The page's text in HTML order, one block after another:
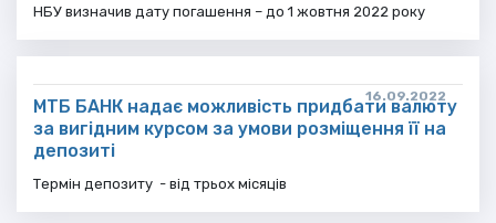
НБУ визначив дату погашення – до 1 жовтня 2022 року
16.09.2022
МТБ БАНК надає можливість придбати валюту
за вигідним курсом за умови розміщення її на
депозиті
Термін депозиту - від трьох місяців